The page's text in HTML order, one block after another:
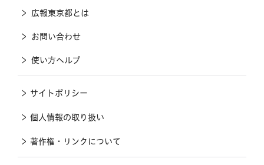
広報東京都とは
お問い合わせ
使い方ヘルプ
サイトポリシー
個人情報の取り扱い
著作権・リンクについて